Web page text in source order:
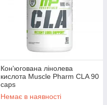
Кон'югована лінолева
кислота Muscle Pharm CLA 90
caps
Немає в наявності